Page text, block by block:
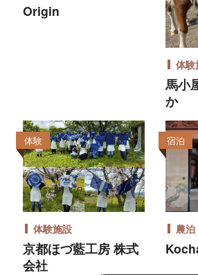
Origin
体験
馬小
か
体験
体験施設
京都ほづ藍工房 株式
会社
宿泊
農泊